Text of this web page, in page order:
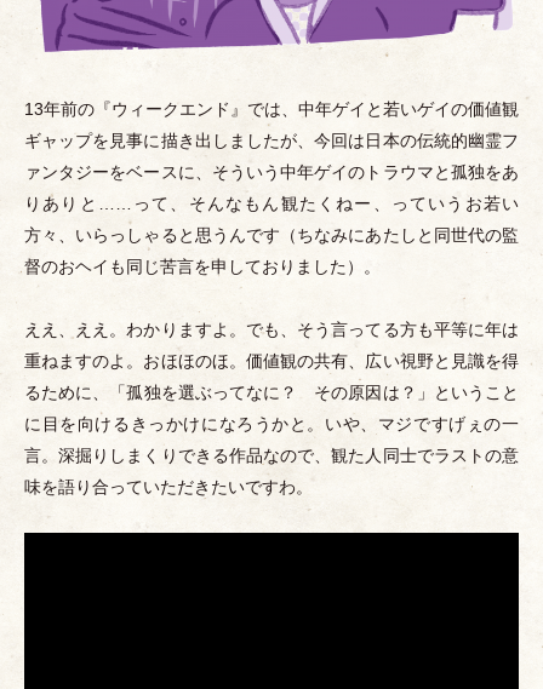
13年前の『ウィークエンド』では、中年ゲイと若いゲイの価値観
ギャップを見事に描き出しましたが、今回は日本の伝統的幽霊フ
ァンタジーをベースに、そういう中年ゲイのトラウマと孤独をあ
りありと……って、そんなもん観たくねー、っていうお若い
方々、いらっしゃると思うんです （ちなみにあたしと同世代の監
督のおヘイも同じ苦言を申しておりました） 。
ええ、ええ。わかりますよ。でも、そう言ってる方も平等に年は
重ねますのよ。おほほのほ。価値観の共有、広い視野と見識を得
るために、
「孤独を選ぶってなに？ その原因は？ 」
ということ
に目を向けるきっかけになろうかと。いや、マジですげぇの一
言。深掘りしまくりできる作品なので、観た人同士でラストの意
味を語り合っていただきたいですわ。